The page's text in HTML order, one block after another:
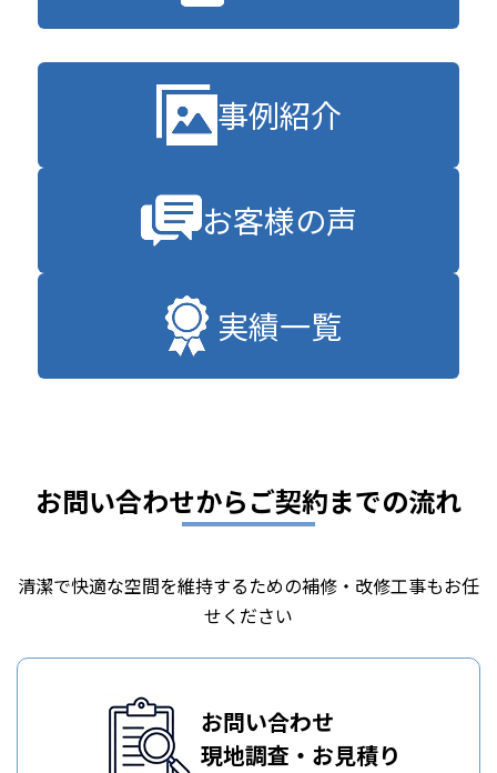
事例紹介
お客様の声
実績一覧
お問い合わせからご契約までの流れ
清潔で快適な空間を維持するための補修・改修工事もお任
せください
お問い合わせ
現地調査・お見積り